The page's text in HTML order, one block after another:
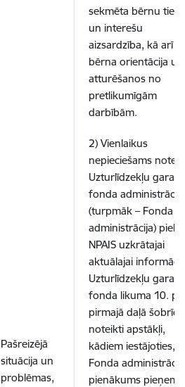
Pašreizējā
situācija un
problēmas,
sekmēta bērnu
un interešu
aizsardzība, kā arī
bērna orientācija uz
atturēšanos no
pretlikumīgām
darbībām.
2) Vienlaikus
nepieciešams
Uzturlīdzekļu
fonda
(turpmāk – Fonda
administrācija)
NPAIS uzkrātajai
aktuālajai
Uzturlīdzekļu
fonda likuma 10.
pirmajā daļā šobrīd
noteikti apstākļi,
kādiem iestājoties,
Fonda
pienākums pieņemt